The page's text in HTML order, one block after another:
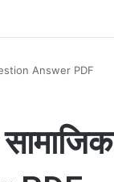
Answer PDF